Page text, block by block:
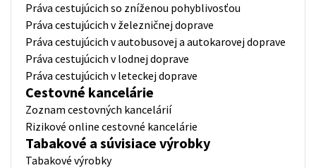
Práva cestujúcich so zníženou pohyblivosťou
Práva cestujúcich v železničnej doprave
Práva cestujúcich v autobusovej a autokarovej doprave
Práva cestujúcich v lodnej doprave
Práva cestujúcich v leteckej doprave
Cestovné kancelárie
Zoznam cestovných kancelárií
Rizikové online cestovné kancelárie
Tabakové a súvisiace výrobky
Tabakové výrobky